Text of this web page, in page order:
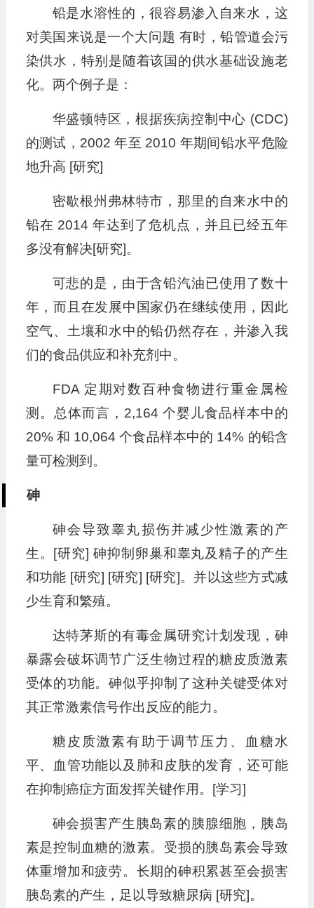
铅是水溶性的，很容易渗入自来水，这
对美国来说是一个大问题 有时，铅管道会污
染供水，特别是随着该国的供水基础设施老
化。两个例子是：
华盛顿特区，根据疾病控制中心 (CDC)
的测试，2002 年至 2010 年期间铅水平危险
地升高 [研究]
密歇根州弗林特市，那里的自来水中的
铅在 2014 年达到了危机点，并且已经五年
多没有解决[研究]。
可悲的是，由于含铅汽油已使用了数十
年，而且在发展中国家仍在继续使用，因此
空气、土壤和水中的铅仍然存在，并渗入我
们的食品供应和补充剂中。
FDA 定期对数百种食物进行重金属检
测。总体而言，2,164 个婴儿食品样本中的
20% 和 10,064 个食品样本中的 14% 的铅含
量可检测到。
砷
砷会导致睾丸损伤并减少性激素的产
生。[研究] 砷抑制卵巢和睾丸及精子的产生
和功能 [研究] [研究] [研究]。并以这些方式减
少生育和繁殖。
达特茅斯的有毒金属研究计划发现，砷
暴露会破坏调节广泛生物过程的糖皮质激素
受体的功能。砷似乎抑制了这种关键受体对
其正常激素信号作出反应的能力。
糖皮质激素有助于调节压力、血糖水
平、血管功能以及肺和皮肤的发育，还可能
在抑制癌症方面发挥关键作用。[学习]
砷会损害产生胰岛素的胰腺细胞，胰岛
素是控制血糖的激素。受损的胰岛素会导致
体重增加和疲劳。长期的砷积累甚至会损害
胰岛素的产生，足以导致糖尿病 [研究]。